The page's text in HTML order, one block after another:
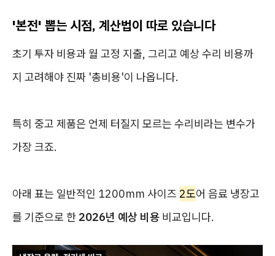
'본전' 뽑는 시점, 계산법이 따로 있습니다
초기 투자 비용과 월 고정 지출, 그리고 예상 수리 비용까
지 고려해야 진짜 '총비용'이 나옵니다.
특히 중고 제품은 언제 터질지 모르는 수리비라는 변수가
가장 크죠.
아래 표는 일반적인 1200mm 사이즈 2도어 음료 냉장고
를 기준으로 한 2026년 예상 비용 비교입니다.